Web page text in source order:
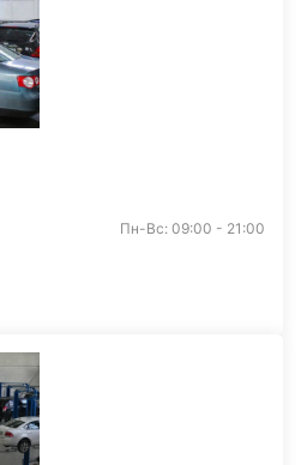
Пн-Вс: 09:00 - 21:00